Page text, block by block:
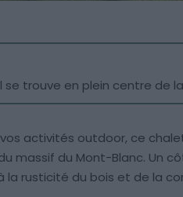
se trouve en plein centre de
activités outdoor, ce
massif du Mont-Blanc. Un
la rusticité du bois et de la